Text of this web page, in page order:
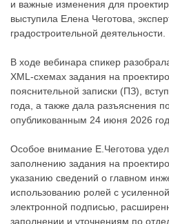
и важные изменения для
выступила Елена Чеготова,
градостроительной деятельности.
В ходе вебинара спикер
XML-схемах задания на
пояснительной записки (ПЗ),
года, а также дала разъяснения
опубликованным 24 июня 2026
Особое внимание Е.Чеготова
заполнению задания на
указанию сведений о главном
использованию ролей с
электронной подписью,
заполнении и уточнениям по